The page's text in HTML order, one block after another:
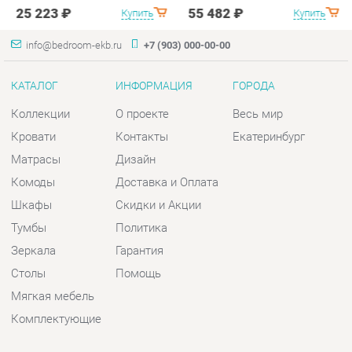
Коллекции
Матрасы
Тумбы
Зеркала
Столы
Мягкая мебель
Комплектующие
О проекте
Политика
Гарантия
Помощь
Весь мир
КОНТАКТЫ
Шоурум и склад самовывоза
Адрес: г. Екатеринбург, пер.
Базовый, 47